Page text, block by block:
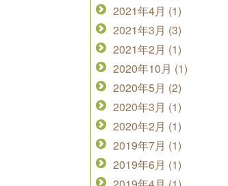
2021年4月 (1)
2021年3月 (3)
2021年2月 (1)
2020年10月 (1)
2020年5月 (2)
2020年3月 (1)
2020年2月 (1)
2019年7月 (1)
2019年6月 (1)